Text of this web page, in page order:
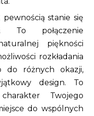
stanie się
To połączenie
piękności
rozkładania
do różnych okazji,
design. To
Twojego
do wspólnych